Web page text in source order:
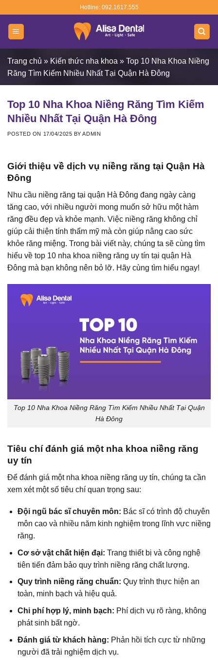
content
Hotline: 092.1617.555
Trang chủ » Kiến thức nha khoa » Top 10 Nha Khoa Niềng
Răng Tìm Kiếm Nhiều Nhất Tại Quận Hà Đông
Top 10 Nha Khoa Niềng Răng Tìm Kiếm
Nhiều Nhất Tại Quận Hà Đông
POSTED ON 17/04/2025 BYADMIN
Giới thiệu về dịch vụ niềng răng tại Quận Hà
Đông
Nhu cầu niềng răng tại quận Hà Đông đang ngày càng
tăng cao, với nhiều người mong muốn sở hữu một hàm
răng đều đẹp và khỏe mạnh. Việc niềng răng không chỉ
giúp cải thiện tính thẩm mỹ mà còn giúp nâng cao sức
khỏe răng miệng. Trong bài viết này, chúng ta sẽ cùng tìm
hiểu về top 10 nha khoa niềng răng uy tín tại quận Hà
Đông mà bạn không nên bỏ lỡ. Hãy cùng tìm hiểu ngay!
Top 10 Nha Khoa Niềng Răng Tìm Kiếm Nhiều Nhất Tại Quận
Hà Đông
Tiêu chí đánh giá một nha khoa niềng răng
uy tín
Để đánh giá một nha khoa niềng răng uy tín, chúng ta cần
xem xét một số tiêu chí quan trọng sau:
Đội ngũ bác sĩ chuyên môn: Bác sĩ có trình độ chuyên
môn cao và nhiều năm kinh nghiệm trong lĩnh vực niềng
răng.
Cơ sở vật chất hiện đại: Trang thiết bị và công nghệ
tiên tiến đảm bảo quy trình niềng răng chất lượng.
Quy trình niềng răng chuẩn: Quy trình thực hiện an
toàn, minh bạch và hiệu quả.
Chi phí hợp lý, minh bạch: Phí dịch vụ rõ ràng, không
phát sinh bất ngờ.
Đánh giá từ khách hàng: Phản hồi tích cực từ những
người đã trải nghiệm dịch vụ.